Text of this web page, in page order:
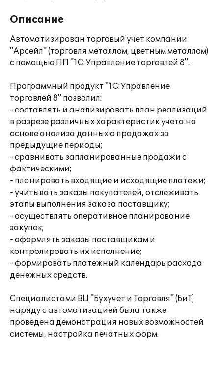
Описание
Автоматизирован торговый учет компании
"Арсейл" (торговля металлом, цветным металлом)
с помощью ПП "1С:Управление торговлей 8".
Программный продукт "1С:Управление
торговлей 8" позволил:
- составлять и анализировать план реализаций
в разрезе различных характеристик учета на
основе анализа данных о продажах за
предыдущие периоды;
- сравнивать запланированные продажи с
фактическими;
- планировать входящие и исходящие платежи;
- учитывать заказы покупателей, отслеживать
этапы выполнения заказа поставщику;
- осуществлять оперативное планирование
закупок;
- оформлять заказы поставщикам и
контролировать их исполнение;
- формировать платежный календарь расхода
денежных средств.
Специалистами ВЦ "Бухучет и Торговля" (БиТ)
наряду с автоматизацией была также
проведена демонстрация новых возможностей
системы, настройка печатных форм.